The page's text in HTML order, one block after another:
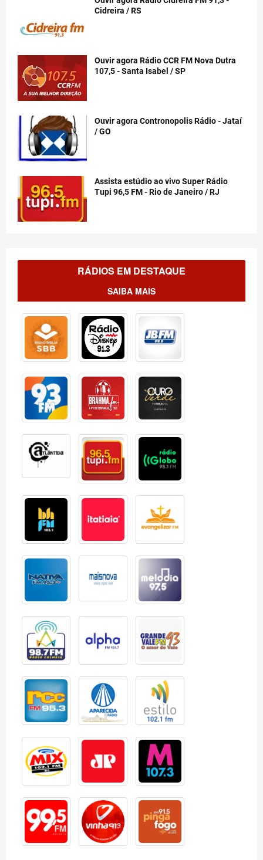
Cidreira / RS
Ouvir agora Rádio CCR FM Nova Dutra
107,5 - Santa Isabel / SP
Ouvir agora Contronopolis Rádio - Jataí
/ GO
Assista estúdio ao vivo Super Rádio
Tupi 96,5 FM - Rio de Janeiro / RJ
RÁDIOS EM DESTAQUE
SAIBA MAIS